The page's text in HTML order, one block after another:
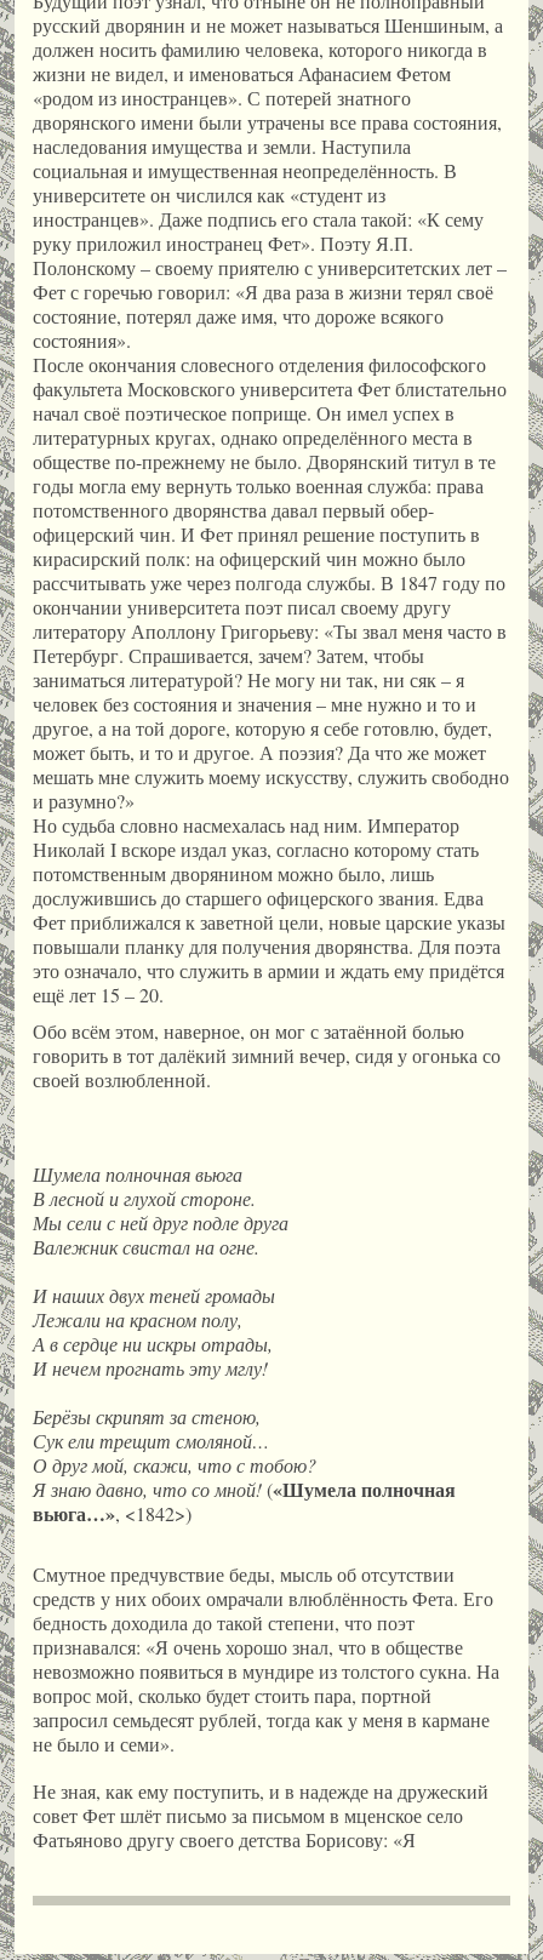
русский дворянин и не может называться Шеншиным, а
должен носить фамилию человека, которого никогда в
жизни не видел, и именоваться Афанасием Фетом
«родом из иностранцев». С потерей знатного
дворянского имени были утрачены все права состояния,
наследования имущества и земли. Наступила
социальная и имущественная неопределённость. В
университете он числился как «студент из
иностранцев». Даже подпись его стала такой: «К сему
руку приложил иностранец Фет». Поэту Я.П.
Полонскому – своему приятелю с университетских лет –
Фет с горечью говорил: «Я два раза в жизни терял своё
состояние, потерял даже имя, что дороже всякого
состояния».
После окончания словесного отделения философского
факультета Московского университета Фет блистательно
начал своё поэтическое поприще. Он имел успех в
литературных кругах, однако определённого места в
обществе по-прежнему не было. Дворянский титул в те
годы могла ему вернуть только военная служба: права
потомственного дворянства давал первый обер-
офицерский чин. И Фет принял решение поступить в
кирасирский полк: на офицерский чин можно было
рассчитывать уже через полгода службы. В 1847 году по
окончании университета поэт писал своему другу
литератору Аполлону Григорьеву: «Ты звал меня часто в
Петербург. Спрашивается, зачем? Затем, чтобы
заниматься литературой? Не могу ни так, ни сяк – я
человек без состояния и значения – мне нужно и то и
другое, а на той дороге, которую я себе готовлю, будет,
может быть, и то и другое. А поэзия? Да что же может
мешать мне служить моему искусству, служить свободно
и разумно?»
Но судьба словно насмехалась над ним. Император
Николай I вскоре издал указ, согласно которому стать
потомственным дворянином можно было, лишь
дослужившись до старшего офицерского звания. Едва
Фет приближался к заветной цели, новые царские указы
повышали планку для получения дворянства. Для поэта
это означало, что служить в армии и ждать ему придётся
ещё лет 15 – 20.
Обо всём этом, наверное, он мог с затаённой болью
говорить в тот далёкий зимний вечер, сидя у огонька со
своей возлюбленной.
Шумела полночная вьюга
В лесной и глухой стороне.
Мы сели с ней друг подле друга
Валежник свистал на огне.
И наших двух теней громады
Лежали на красном полу,
А в сердце ни искры отрады,
И нечем прогнать эту мглу!
Берёзы скрипят за стеною,
Сук ели трещит смоляной…
О друг мой, скажи, что с тобою?
Я знаю давно, что со мной!(«Шумела полночная
вьюга…», <1842>)
Смутное предчувствие беды, мысль об отсутствии
средств у них обоих омрачали влюблённость Фета. Его
бедность доходила до такой степени, что поэт
признавался: «Я очень хорошо знал, что в обществе
невозможно появиться в мундире из толстого сукна. На
вопрос мой, сколько будет стоить пара, портной
запросил семьдесят рублей, тогда как у меня в кармане
не было и семи».
Не зная, как ему поступить, и в надежде на дружеский
совет Фет шлёт письмо за письмом в мценское село
Фатьяново другу своего детства Борисову: «Я